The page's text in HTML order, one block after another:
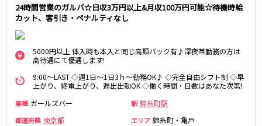
24時間営業のガルバ☆日収3万円以上&月収100万円可能☆待機時給
カット、客引き・ペナルティなし
5000円以上 体入時も本入と同じ高額バック有♪深夜帯勤務の方は
高待遇にて優遇します!
9:00～LAST ◇週1日～1日3ｈ～勤務OK♪ ◇完全自由シフト制 ◇早
上がり、終電上がり、遅出出勤OK ◇働く時間・日数はあなた次第!
業種 ガールズバー 駅 錦糸町駅
都道府県 東京都 エリア 錦糸町・亀戸
神奈川県
厚木
大和
溝の口
平塚
福富町・伊勢佐木町
横須賀
上大岡・戸塚
新横浜
武蔵小杉
浅草橋駅
水道橋駅
東中野駅
飯田橋駅
四ツ谷駅
JR中央線(快速)
新宿駅
立川駅